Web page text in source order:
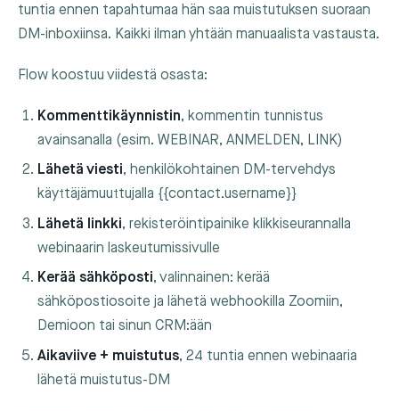
tuntia ennen tapahtumaa hän saa muistutuksen suoraan
DM-inboxiinsa. Kaikki ilman yhtään manuaalista vastausta.
Flow koostuu viidestä osasta:
Kommenttikäynnistin, kommentin tunnistus
avainsanalla (esim.WEBINAR,ANMELDEN, LINK)
Lähetä viesti, henkilökohtainen DM-tervehdys
käyttäjämuuttujalla {{contact.username}}
Lähetä linkki, rekisteröintipainike klikkiseurannalla
webinaarin laskeutumissivulle
Kerää sähköposti, valinnainen: kerää
sähköpostiosoite ja lähetä webhookilla Zoomiin,
Demioon tai sinun CRM:ään
Aikaviive + muistutus, 24 tuntia ennen webinaaria
lähetä muistutus-DM